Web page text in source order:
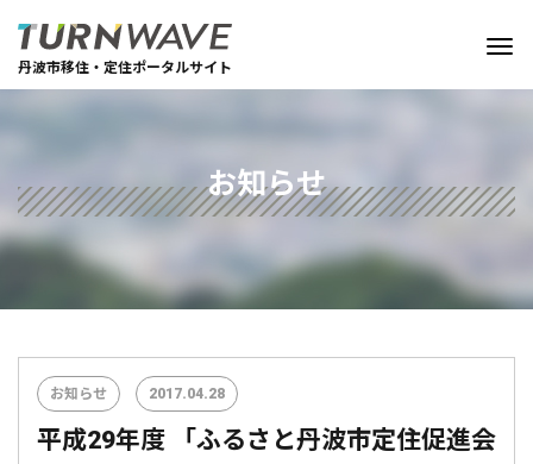
丹波市移住・定住ポータルサイト
お知らせ
お知らせ 2017.04.28
平成29年度 「ふるさと丹波市定住促進会